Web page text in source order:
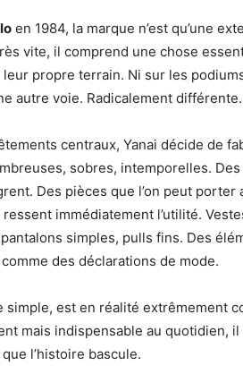
en 1984, la marque n’est qu’une
vite, il comprend une chose
propre terrain. Ni sur les
autre voie. Radicalement différente.
centraux, Yanai décide de
sobres, intemporelles.
Des pièces que l’on peut porter
immédiatement l’utilité.
simples, pulls fins. Des
des déclarations de mode.
simple, est en réalité extrêmement
mais indispensable au quotidien,
l’histoire bascule.